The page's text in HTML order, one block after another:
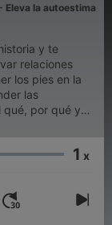
Eleva la autoestima
y te
relaciones
los pies en la
las
qué, por qué y
1 x